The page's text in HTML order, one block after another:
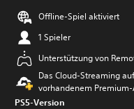
Offline-Spiel aktiviert
1 Spieler
Unterstützung von
Das Cloud-Streaming
vorhandenem
PS5-Version